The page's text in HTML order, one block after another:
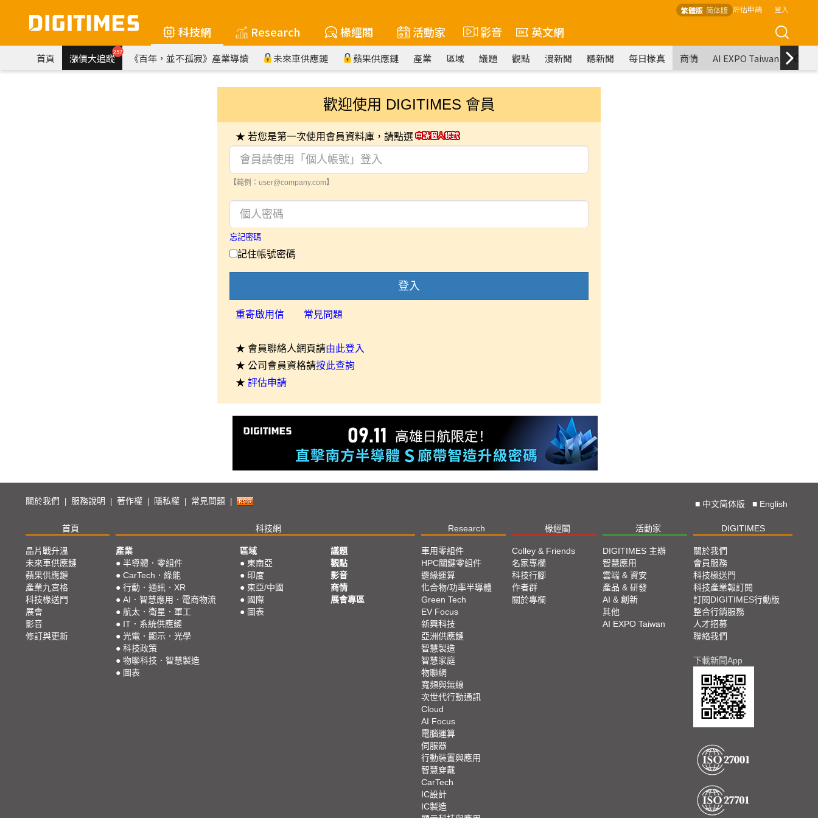
繁體版 简体版 評估申請 登入
科技網 Research 椽經閣 活動家 影音 英文網
首頁 漲價大追蹤257 《百年，並不孤寂》產業導讀 未來車供應鏈 蘋果供應鏈 產業 區域 議題 觀點 漫新聞 聽新聞 每日椽真 商情 AI EXPO Taiwan
歡迎使用 DIGITIMES 會員
★ 若您是第一次使用會員資料庫，請點選
【範例：user@company.com】
忘記密碼
記住帳號密碼
登入
重寄啟用信 常見問題
★ 會員聯絡人網頁請由此登入
★ 公司會員資格請按此查詢
★ 評估申請
關於我們 服務說明 著作權 隱私權 常見問題 ■ 中文简体版 ■ English
首頁 科技網 Research 椽經閣 活動家 DIGITIMES
晶片戰升溫
未來車供應鏈
蘋果供應鏈
產業九宮格
科技椽送門
展會
影音
修訂與更新
產業
● 半導體．零組件
● CarTech．綠能
● 行動．通訊．XR
● AI．智慧應用．電商物流
● 航太．衛星．軍工
● IT．系統供應鏈
● 光電．顯示．光學
● 科技政策
● 物聯科技．智慧製造
● 圖表
區域
● 東南亞
● 印度
● 東亞/中國
● 國際
● 圖表
議題
觀點
影音
商情
展會專區
車用零組件
HPC關鍵零組件
邊緣運算
化合物/功率半導體
Green Tech
EV Focus
新興科技
亞洲供應鏈
智慧製造
智慧家庭
物聯網
寬頻與無線
次世代行動通訊
Cloud
AI Focus
電腦運算
伺服器
行動裝置與應用
智慧穿戴
CarTech
IC設計
IC製造
Colley & Friends
名家專欄
科技行腳
作者群
關於專欄
DIGITIMES 主辦
智慧應用
雲端 & 資安
產品 & 研發
AI & 創新
其他
AI EXPO Taiwan
關於我們
會員服務
科技椽送門
科技產業報訂閱
訂閱DIGITIMES行動版
整合行銷服務
人才招募
聯絡我們
下載新聞App